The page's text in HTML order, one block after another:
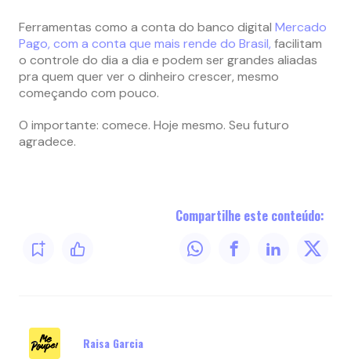
Ferramentas como a conta do banco digital Mercado
Pago, com a conta que mais rende do Brasil, facilitam
o controle do dia a dia e podem ser grandes aliadas
pra quem quer ver o dinheiro crescer, mesmo
começando com pouco.
O importante: comece. Hoje mesmo. Seu futuro
agradece.
Compartilhe este conteúdo:
Raisa Garcia